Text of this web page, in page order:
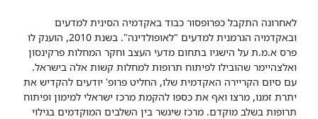
לאחרונה התקבל כפרופסור כבוד באקדמיה הסינית למדעים
ובאקדמיה הגרמנית למדעים "לאופולדינה". בשנת 2010, הוענק לו
פרס א.מ.ת על הישגיו בתחום מדעי העצב וחקר המחלות פרקינסון
ואלצהיימר שהובילו לפיתוח תרופות למחלות קשות אלה בישראל.
עם סיום הקריירה האקדמית שלו, החליט פרופ' יודעים להקדיש את
יתרת זמנו, מרצו ואף את כספו להקמת מרכז ישראלי למימון ופיתוח
תרופות בשלב מוקדם. מרכז שיגשר בין השלבים המוקדמים בגילוי